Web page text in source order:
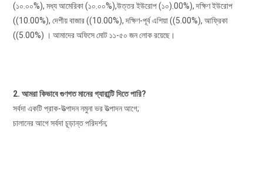
(১০.০০%), মধ্য আমেরিকা (১০.০০%),উত্তর ইউরোপ (১০).00%), দক্ষিণ ইউরোপ
((10.00%), দেশীয় বাজার ((10.00%), দক্ষিণ-পূর্ব এশিয়া ((5.00%), আফ্রিকা
((5.00%) । আমাদের অফিসে মোট ১১-৫০ জন লোক রয়েছে।
2. আমরা কিভাবে গুণগত মানের গ্যারান্টি দিতে পারি?
সর্বদা একটি প্রাক-উত্পাদন নমুনা ভর উত্পাদন আগে;
চালানের আগে সর্বদা চূড়ান্ত পরিদর্শন;